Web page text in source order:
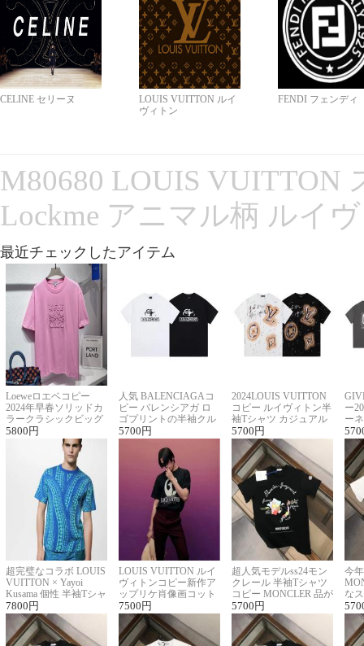
CELINE セリーヌ
LOUIS VUITTON ルイ
ヴィトン
FENDI フェンディ
M80680 LOUIS VUITTON
Lockme アニマル柄 ルイ
最近チェックしたアイテム
Loeweロエベコピー
2024年早春ソリッドカ
ラークラシックビッグ
ロゴ刺繍Tシャツ
5800 円
人気 BALENCIAGAコ
ピー バレンシアガ ロ
ゴプリントの半袖クル
ーネックTシャツ
5700 円
2024LOUIS VUITTON
コピー ルイヴィトン半
袖Tシャツ カジュアル
に馴染む 2色展開
5700 円
ー
ー
ー
超完璧なコラボ LOUIS
VUITTON × Yayoi
Kusama 個性 半袖Tシャ
ツコピー男女兼用
7800 円
LOUIS VUITTON ルイ
ヴィトンコピー新作ア
ップリケ肖像画コット
ンニット半袖Tシャツ
7500 円
超人気モデルss24モン
クレール 半袖Tシャツ
コピー MONCLER 品が
良く見た目
5700 円
今
な
ル